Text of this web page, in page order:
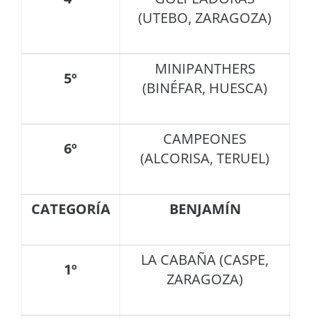
(UTEBO, ZARAGOZA)
5º
MINIPANTHERS
(BINÉFAR, HUESCA)
6º
CAMPEONES
(ALCORISA, TERUEL)
CATEGORÍA BENJAMÍN
1º
LA CABAÑA (CASPE,
ZARAGOZA)